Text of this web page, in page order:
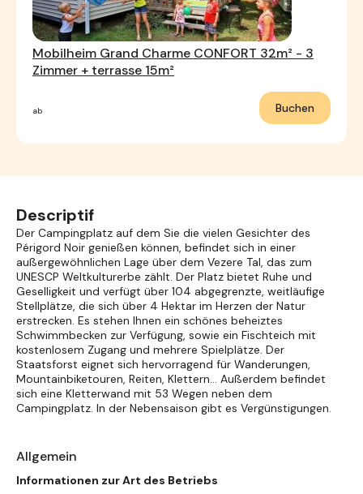
Mobilheim Grand Charme CONFORT 32m² - 3
Zimmer + terrasse 15m²
ab Buchen
Descriptif
Der Campingplatz auf dem Sie die vielen Gesichter des
Périgord Noir genießen können, befindet sich in einer
außergewöhnlichen Lage über dem Vezere Tal, das zum
UNESCP Weltkulturerbe zählt. Der Platz bietet Ruhe und
Geselligkeit und verfügt über 104 abgegrenzte, weitläufige
Stellplätze, die sich über 4 Hektar im Herzen der Natur
erstrecken. Es stehen Ihnen ein schönes beheiztes
Schwimmbecken zur Verfügung, sowie ein Fischteich mit
kostenlosem Zugang und mehrere Spielplätze. Der
Staatsforst eignet sich hervorragend für Wanderungen,
Mountainbiketouren, Reiten, Klettern… Außerdem befindet
sich eine Kletterwand mit 53 Wegen neben dem
Campingplatz. In der Nebensaison gibt es Vergünstigungen.
Allgemein
Informationen zur Art des Betriebs